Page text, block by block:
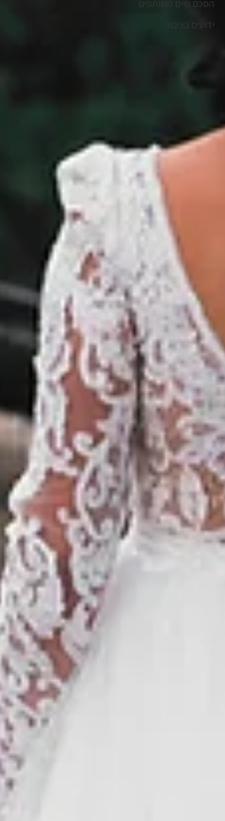
הסכם חיים משותפים
ידועים בציבור